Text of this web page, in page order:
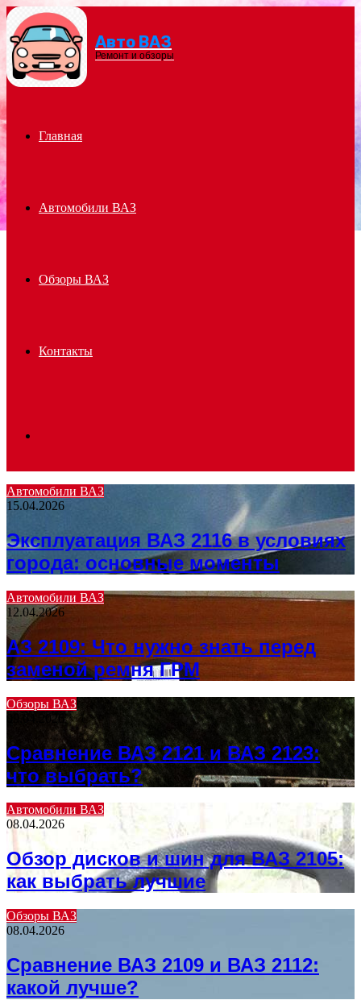
Menu Авто ВАЗ
Ремонт и обзоры
Главная
Автомобили ВАЗ
Обзоры ВАЗ
Контакты
for
Автомобили ВАЗ
15.04.2026
Эксплуатация ВАЗ 2116 в условиях
города: основные моменты
Автомобили ВАЗ
12.04.2026
АЗ 2109: Что нужно знать перед
заменой ремня ГРМ
Обзоры ВАЗ
09.04.2026
Сравнение ВАЗ 2121 и ВАЗ 2123:
что выбрать?
Автомобили ВАЗ
08.04.2026
Обзор дисков и шин для ВАЗ 2105:
как выбрать лучшие
Обзоры ВАЗ
08.04.2026
Сравнение ВАЗ 2109 и ВАЗ 2112:
какой лучше?